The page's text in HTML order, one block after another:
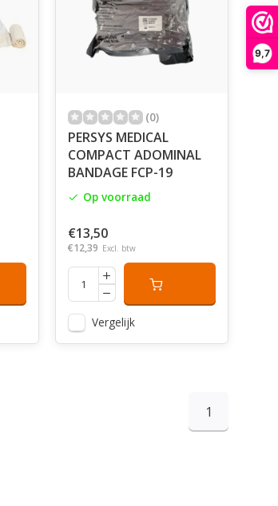
9,7
(0)
PERSYS MEDICAL
COMPACT ADOMINAL
BANDAGE FCP-19
Op voorraad
€13,50
€12,39 Excl. btw
Vergelijk
1